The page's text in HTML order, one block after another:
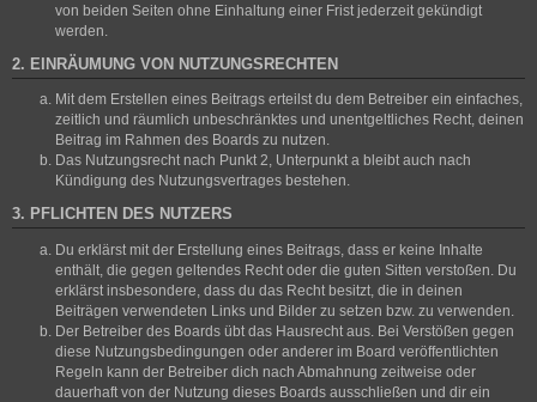
von beiden Seiten ohne Einhaltung einer Frist jederzeit gekündigt
werden.
2. EINRÄUMUNG VON NUTZUNGSRECHTEN
Mit dem Erstellen eines Beitrags erteilst du dem Betreiber ein einfaches,
zeitlich und räumlich unbeschränktes und unentgeltliches Recht, deinen
Beitrag im Rahmen des Boards zu nutzen.
Das Nutzungsrecht nach Punkt 2, Unterpunkt a bleibt auch nach
Kündigung des Nutzungsvertrages bestehen.
3. PFLICHTEN DES NUTZERS
Du erklärst mit der Erstellung eines Beitrags, dass er keine Inhalte
enthält, die gegen geltendes Recht oder die guten Sitten verstoßen. Du
erklärst insbesondere, dass du das Recht besitzt, die in deinen
Beiträgen verwendeten Links und Bilder zu setzen bzw. zu verwenden.
Der Betreiber des Boards übt das Hausrecht aus. Bei Verstößen gegen
diese Nutzungsbedingungen oder anderer im Board veröffentlichten
Regeln kann der Betreiber dich nach Abmahnung zeitweise oder
dauerhaft von der Nutzung dieses Boards ausschließen und dir ein